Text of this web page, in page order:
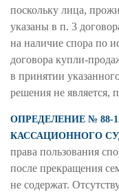
поскольку лица,
указаны в п. 3
на наличие спора по
договора купли-
в принятии
решения не является,
ОПРЕДЕЛЕНИЕ № 88-
КАССАЦИОННОГО
права пользования
после прекращения
не содержат.